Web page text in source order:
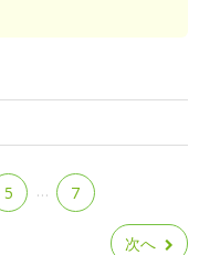
5 … 7
次へ